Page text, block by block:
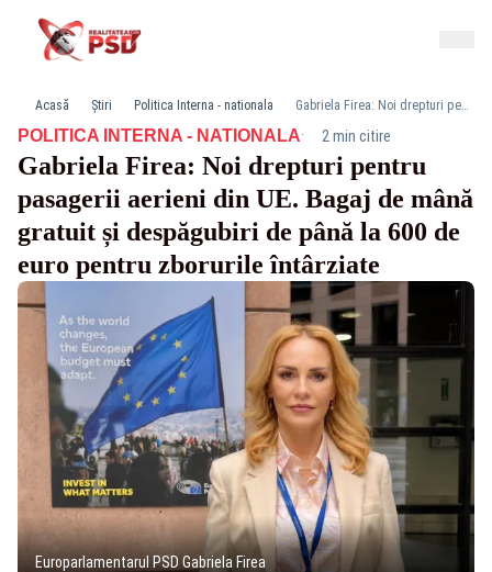
Acasă Știri Politica Interna - nationala Gabriela Firea: Noi drepturi pentru pasagerii aerieni din UE. Bagaj de mână gratuit și despăgubiri de până la 600 de euro pentru zborurile întârziate
POLITICA INTERNA - NATIONALA· 2 min citire
Gabriela Firea: Noi drepturi pentru
pasagerii aerieni din UE. Bagaj de mână
gratuit și despăgubiri de până la 600 de
euro pentru zborurile întârziate
Europarlamentarul PSD Gabriela Firea